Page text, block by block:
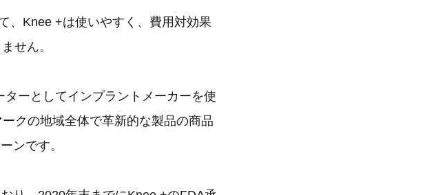
、Knee +は使いやすく、費用対効果
せん。
ーとしてインプラントメーカーを使
クの地域全体で革新的な製品の商品
ンです。